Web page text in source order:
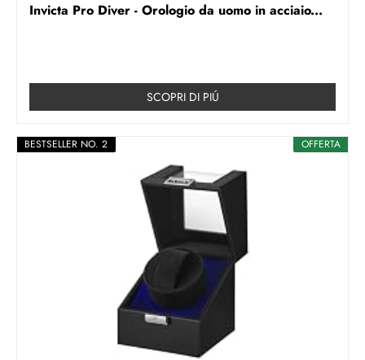
Invicta Pro Diver - Orologio da uomo in acciaio...
SCOPRI DI PIÚ
OFFERTA
BESTSELLER NO. 2